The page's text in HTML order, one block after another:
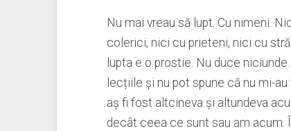
Nu mai vreau să lupt. Cu nimeni.
colerici, nici cu prieteni, nici cu
lupta e o prostie. Nu duce
lecțiile și nu pot spune că nu mi-
aș fi fost altcineva și altundeva
decât ceea ce sunt sau am acum.